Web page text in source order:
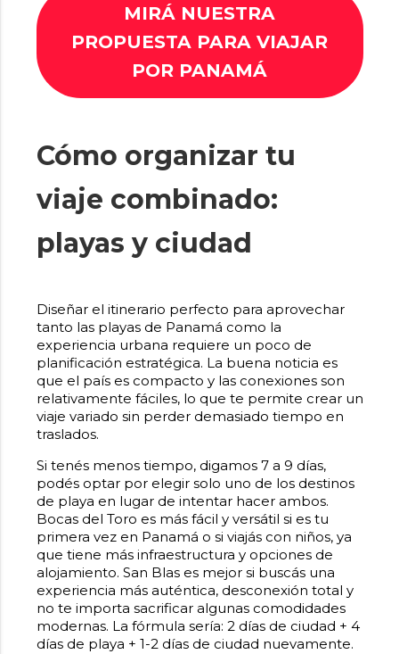
MIRÁ NUESTRA
PROPUESTA PARA VIAJAR
POR PANAMÁ
Cómo organizar tu
viaje combinado:
playas y ciudad
Diseñar el itinerario perfecto para aprovechar
tanto las playas de Panamá como la
experiencia urbana requiere un poco de
planificación estratégica. La buena noticia es
que el país es compacto y las conexiones son
relativamente fáciles, lo que te permite crear un
viaje variado sin perder demasiado tiempo en
traslados.
Si tenés menos tiempo, digamos 7 a 9 días,
podés optar por elegir solo uno de los destinos
de playa en lugar de intentar hacer ambos.
Bocas del Toro es más fácil y versátil si es tu
primera vez en Panamá o si viajás con niños, ya
que tiene más infraestructura y opciones de
alojamiento. San Blas es mejor si buscás una
experiencia más auténtica, desconexión total y
no te importa sacrificar algunas comodidades
modernas. La fórmula sería: 2 días de ciudad + 4
días de playa + 1-2 días de ciudad nuevamente.